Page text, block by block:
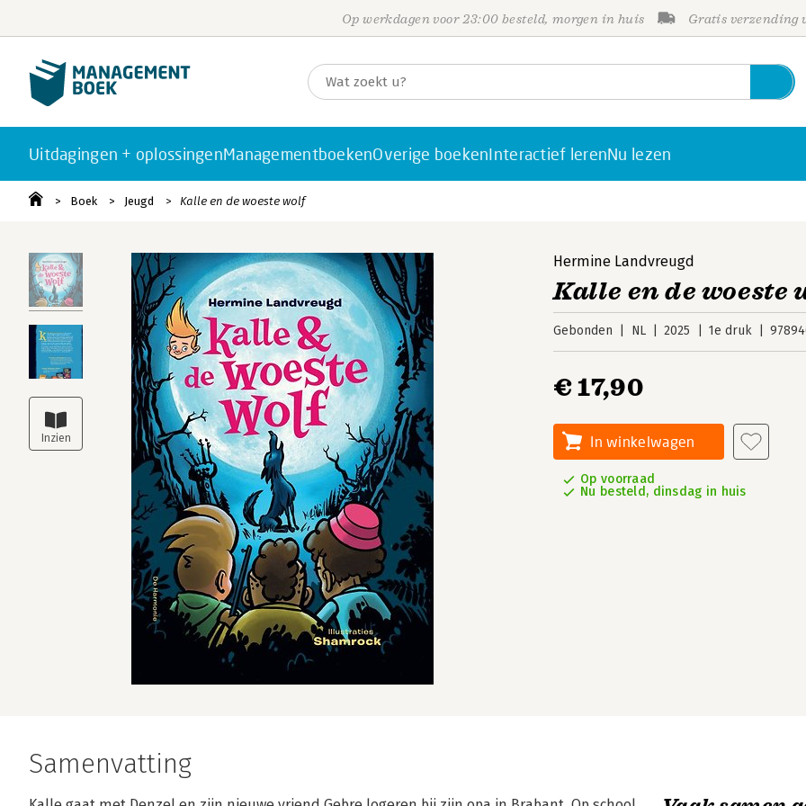
Op werkdagen voor 23:00 besteld, morgen in huis Gratis verzending
Uitdagingen + oplossingenManagementboekenOverige boekenInteractief lerenNu lezen
Boek Jeugd Kalle en de woeste wolf
Hermine Landvreugd
Kalle en de woeste
Gebonden NL 2025 1e druk
€ 17,90
In winkelwagen
Op voorraad
Nu besteld, dinsdag in huis
Samenvatting